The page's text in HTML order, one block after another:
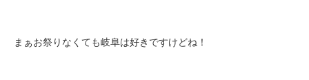
まぁお祭りなくても岐阜は好きですけどね！